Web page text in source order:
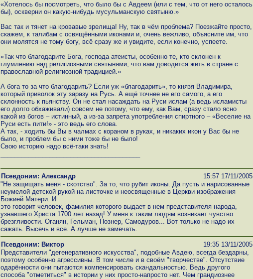
«Хотелось бы посмотреть, что было бы с Авдеем (или с тем, что от него осталось
бы), оскверни он какую-нибудь мусульманскую святыню.»
Вас так и тянет на кровавые зрелища! Ну, так в чём проблема? Поезжайте просто,
скажем, к талибам с освящёнными иконами и, очень вежливо, объясните им, что
они молятся не тому богу, всё сразу же и увидите, если конечно, успеете.
«Так что благодарите Бога, господа атеисты, особенно те, кто склонен к
глумлению над религиозными святынями, что вам доводится жить в стране с
православной религиозной традицией.»
А бога то за что благодарить? Если уж «благодарить», то князя Владимира,
который приволок эту заразу на Русь. А ещё точнее не его самого, а его
склонность к пьянству. Он не стал насаждать на Руси ислам (а ведь исламисты
его долго обхаживали) совсем не потому, что ему, как Вам, сразу стало ясно
какой из богов – истинный, а из-за запрета употребления спиртного – «Веселие на
Руси есть пити!» - это ведь его слова.
А так, - ходить бы Вы в чалмах с кораном в руках, и никаких икон у Вас бы не
было, и проблем бы с ними тоже бы не было!
Свою историю надо всё-таки знать!
Псевдоним: Александр
15:57 17/11/2005
"Не защищать меня - скотство". За то, что рубит иконы. Да пусть и нарисованные
неумелой детской рукой на листочке и неосвященные в Церкви изображения
Божией Матери. И
это говорит человек, фамилия которого выдает в нем представителя народа,
узнавшего Христа 1700 лет назад! У меня к таким людям возникает чувство
брезгливости. Оганян, Гельман, Познер, Самодуров... Вот только не надо их
сажать. Высечь и все. А лучше не замечать.
Псевдоним: Виктор
19:35 13/11/2005
Представители "дегенеративного искусства", подобные Авдею, всегда бездарны,
поэтому особенно агрессивны. В том числе и в своём "творчестве". Отсутствие
одарённости они пытаются компенсировать скандальностью. Ведь другого
способа "отметиться" в истории у них просто-напросто нет. Чем грандиознее